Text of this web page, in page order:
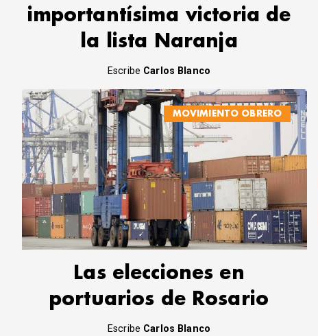
importantísima victoria de
la lista Naranja
Escribe Carlos Blanco
MOVIMIENTO OBRERO
Las elecciones en
portuarios de Rosario
Escribe Carlos Blanco